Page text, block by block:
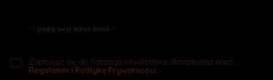
Zapisując się do naszego newslettera akceptujesz nasz.....
Regulamin i Politykę Prywatności.